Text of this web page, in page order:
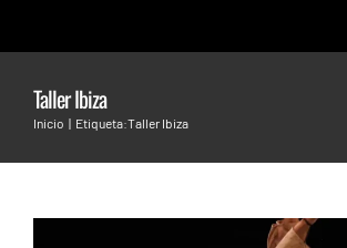
LAS NOCHES DEL PATRIMONIO
PROGRAMACIÓN CIUDADES
Taller Ibiza
Inicio Etiqueta:Taller Ibiza
IBIZA/EIVISSA. ADRIÁN
de movimiento.